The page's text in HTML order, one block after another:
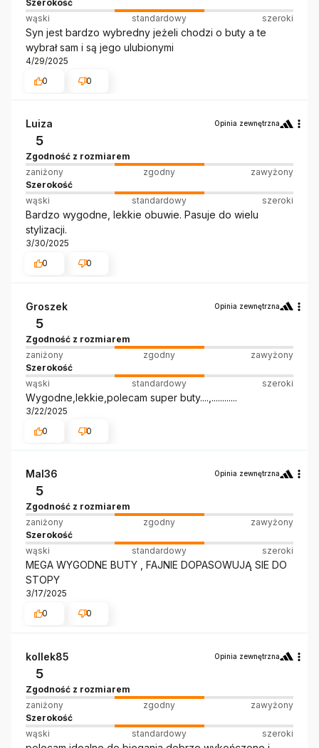
Szerokość
wąski
standardowy szeroki
Syn jest bardzo wybredny jeżeli chodzi o buty a te
wybrał sam i są jego ulubionymi
4/29/2025
0
0
Luiza Opinia zewnętrzna
5
Zgodność z rozmiarem
zaniżony
zgodny
zawyżony
Szerokość
wąski
standardowy szeroki
Bardzo wygodne, lekkie obuwie. Pasuje do wielu
stylizacji.
3/30/2025
0
0
Groszek Opinia zewnętrzna
5
Zgodność z rozmiarem
zaniżony
zgodny
zawyżony
Szerokość
wąski
standardowy szeroki
Wygodne,lekkie,polecam super buty....,............
3/22/2025
0
0
Mal36 Opinia zewnętrzna
5
Zgodność z rozmiarem
zaniżony
zgodny
zawyżony
Szerokość
wąski
standardowy szeroki
MEGA WYGODNE BUTY , FAJNIE DOPASOWUJĄ SIE DO
STOPY
3/17/2025
0
0
kollek85 Opinia zewnętrzna
5
Zgodność z rozmiarem
zaniżony
zgodny
zawyżony
Szerokość
wąski
standardowy szeroki